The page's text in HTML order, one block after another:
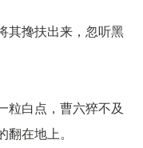
其搀扶出来，忽听黑
粒白点，曹六猝不及
在地上。